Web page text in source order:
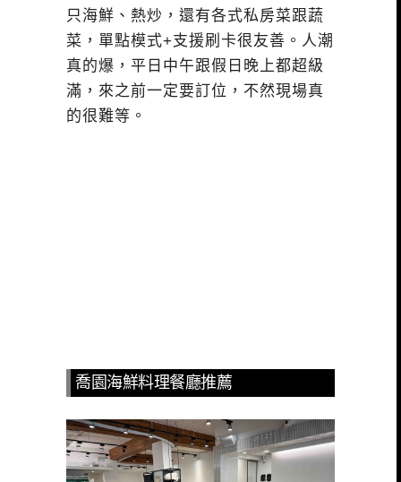
只海鮮、熱炒，還有各式私房菜跟蔬
菜，單點模式+支援刷卡很友善。人潮
真的爆，平日中午跟假日晚上都超級
滿，來之前一定要訂位，不然現場真
的很難等。
喬園海鮮料理餐廳推薦